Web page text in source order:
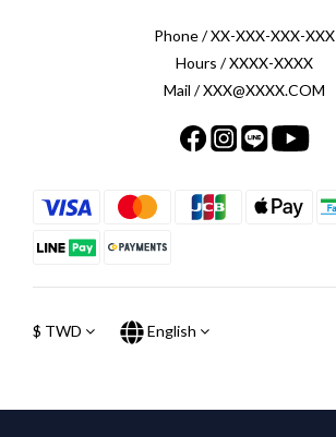
Phone / XX-XXX-XXX-XXX
Hours / XXXX-XXXX
Mail / XXX@XXXX.COM
$ TWD English